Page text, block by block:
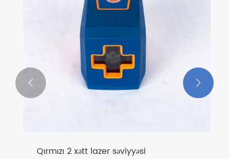
Daxili Dekorasiya İstifadəsi üçün
 